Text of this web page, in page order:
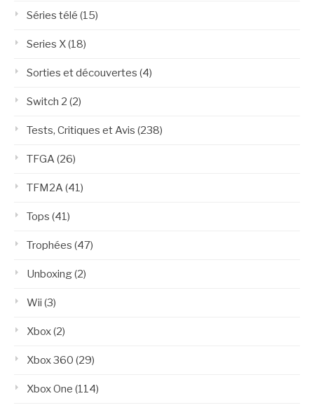
Séries télé (15)
Series X(18)
Sorties et découvertes (4)
Switch 2 (2)
Tests, Critiques et Avis (238)
TFGA(26)
TFM2A(41)
Tops (41)
Trophées (47)
Unboxing(2)
Wii (3)
Xbox(2)
Xbox 360 (29)
Xbox One (114)